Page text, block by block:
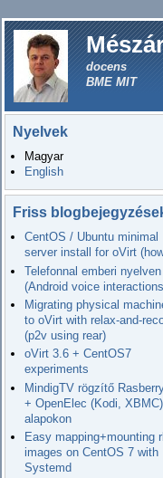
docens
BME MIT
Nyelvek
Magyar
English
Friss
CentOS / Ubuntu minimal
server install for oVirt
Telefonnal emberi nyelven
(Android voice
Migrating physical
to oVirt with relax-and-
(p2v using rear)
oVirt 3.6 + CentOS7
experiments
MindigTV rögzítő
+ OpenElec (Kodi, XBMC)
alapokon
Easy mapping+mounting
images on CentOS 7 with
Systemd